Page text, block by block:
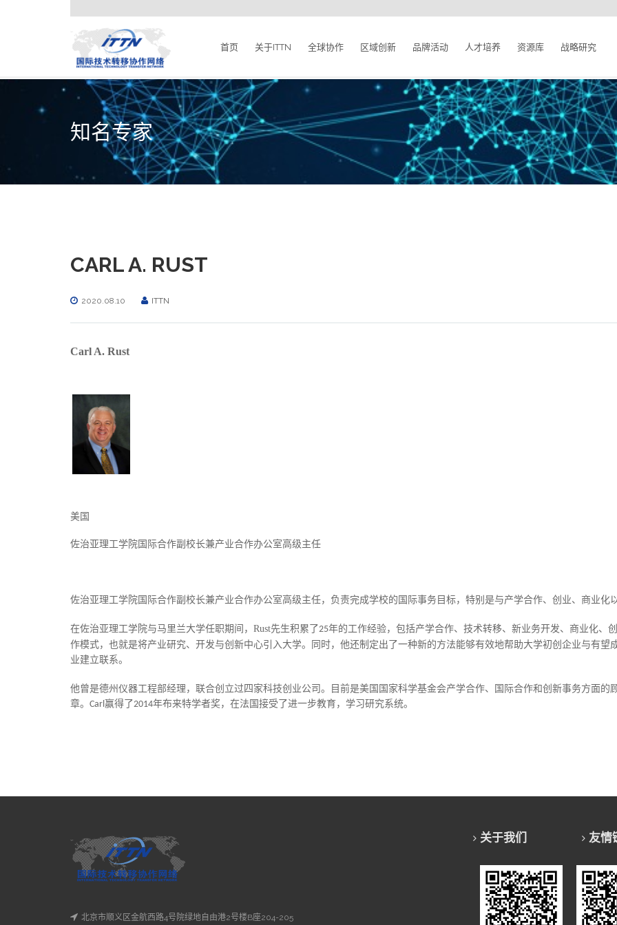
首页 关于ITTN 全球协作 区域创新 品牌活动 人才培养 资源库 战略研究
知名专家
CARL A. RUST
2020.08.10 ITTN
Carl A. Rust
美国
佐治亚理工学院国际合作副校长兼产业合作办公室高级主任
佐治亚理工学院国际合作副校长兼产业合作办公室高级主任，负责完成学校的国际事务目标，特别是与产学合作、创业、商业化
在佐治亚理工学院与马里兰大学任职期间， Rust先生积累了25年的工作经验，包括产学合作、技术转移、新业务开发、商业化、
作模式，也就是将产业研究、开发与创新中心引入大学。同时，他还制定出了一种新的方法能够有效地帮助大学初创企业与有
业建立联系。
他曾是德州仪器工程部经理，联合创立过四家科技创业公司。目前是美国国家科学基金会产学合作、国际合作和创新事务方面的
章。 Carl赢得了2014年布来特学者奖，在法国接受了进一步教育，学习研究系统。
北京市顺义区金航西路4号院绿地自由港2号楼B座204-205
关于我们 友情